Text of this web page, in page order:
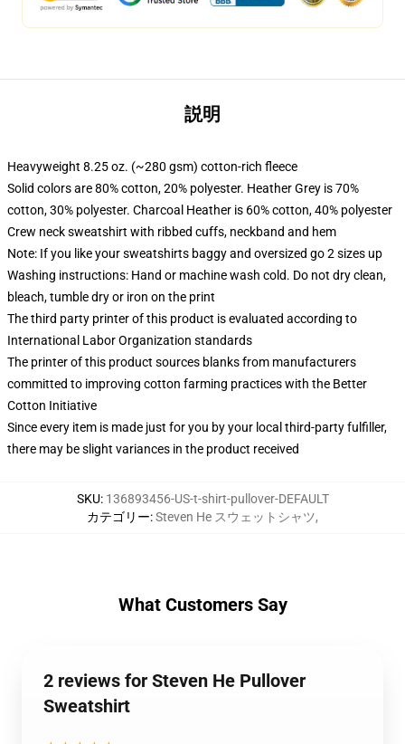
説明
Heavyweight 8.25 oz. (~280 gsm) cotton-rich fleece
Solid colors are 80% cotton, 20% polyester. Heather Grey is 70%
cotton, 30% polyester. Charcoal Heather is 60% cotton, 40% polyester
Crew neck sweatshirt with ribbed cuffs, neckband and hem
Note: If you like your sweatshirts baggy and oversized go 2 sizes up
Washing instructions: Hand or machine wash cold. Do not dry clean,
bleach, tumble dry or iron on the print
The third party printer of this product is evaluated according to
International Labor Organization standards
The printer of this product sources blanks from manufacturers
committed to improving cotton farming practices with the Better
Cotton Initiative
Since every item is made just for you by your local third-party fulfiller,
there may be slight variances in the product received
SKU: 136893456-US-t-shirt-pullover-DEFAULT
カテゴリー:Steven He スウェットシャツ,
What Customers Say
2 reviews for Steven He Pullover
Sweatshirt